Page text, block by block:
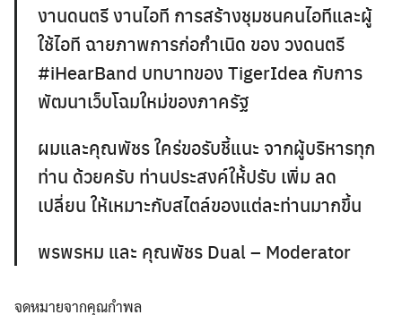
งานดนตรี งานไอที การสร้างชุมชนคนไอทีและผู้
ใช้ไอที ฉายภาพการก่อกำเนิด ของ วงดนตรี
#iHearBand บทบาทของ TigerIdea กับการ
พัฒนาเว็บโฉมใหม่ของภาครัฐ
ผมและคุณพัชร ใคร่ขอรับชี้แนะ จากผู้บริหารทุก
ท่าน ด้วยครับ ท่านประสงค์ให้้ปรับ เพิ่ม ลด
เปลี่ยน ให้เหมาะกับสไตล์ของแต่ละท่านมากขึ้น
พรพรหม และ คุณพัชร Dual – Moderator
จดหมายจากคุณกำพล